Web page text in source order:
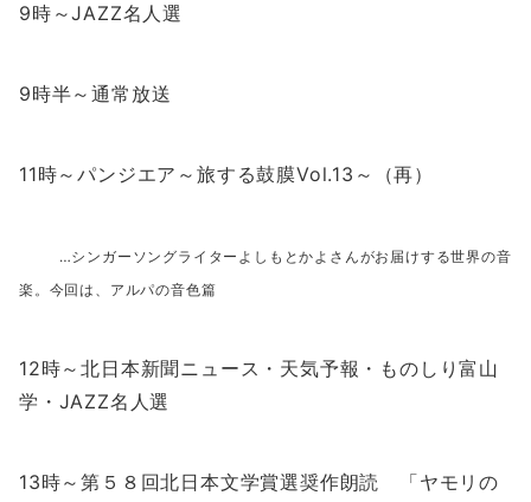
9時～JAZZ名人選
9時半～通常放送
11時～パンジエア～旅する鼓膜Vol.13～（再）
…シンガーソングライターよしもとかよさんがお届けする世界の音
楽。今回は、アルパの音色篇
12時～北日本新聞ニュース・天気予報・ものしり富山
学・JAZZ名人選
13時～第５８回北日本文学賞選奨作朗読 「ヤモリの